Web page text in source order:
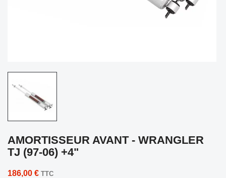
AMORTISSEUR AVANT - WRANGLER
TJ (97-06) +4"
186,00 € TTC